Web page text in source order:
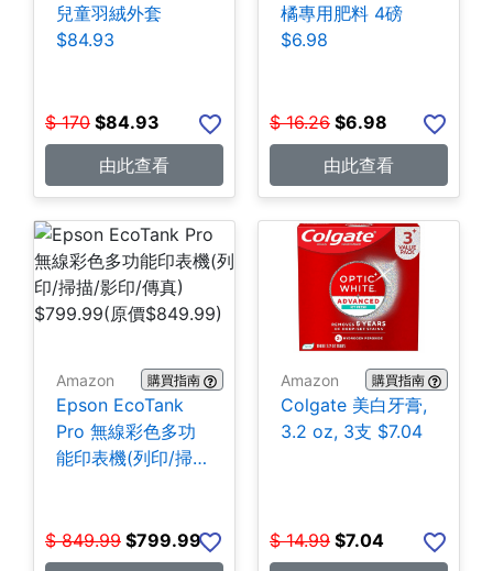
兒童羽絨外套
$84.93
$ 170 $84.93
由此查看
橘專用肥料 4磅
$6.98
$ 16.26 $6.98
由此查看
Amazon 購買指南
Epson EcoTank
Pro 無線彩色多功
能印表機(列印/掃
$ 849.99 $799.99
Amazon 購買指南
Colgate 美白牙膏,
3.2 oz, 3支 $7.04
$ 14.99 $7.04